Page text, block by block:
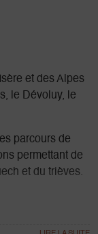
et des Alpes
le Dévoluy, le
parcours de
permettant de
et du trièves.